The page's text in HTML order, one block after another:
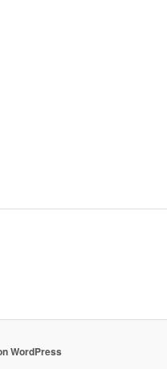
WordPress